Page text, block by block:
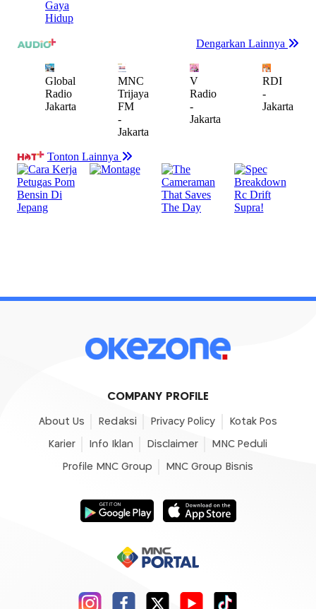
COMPANY PROFILE
About Us Redaksi Privacy Policy Kotak Pos
Karier Info Iklan Disclaimer MNC Peduli
Profile MNC Group MNC Group Bisnis